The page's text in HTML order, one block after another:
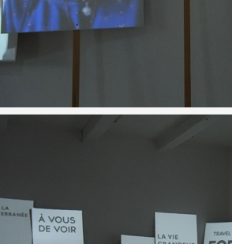
Documentation
Visites d'ateliers
Formation